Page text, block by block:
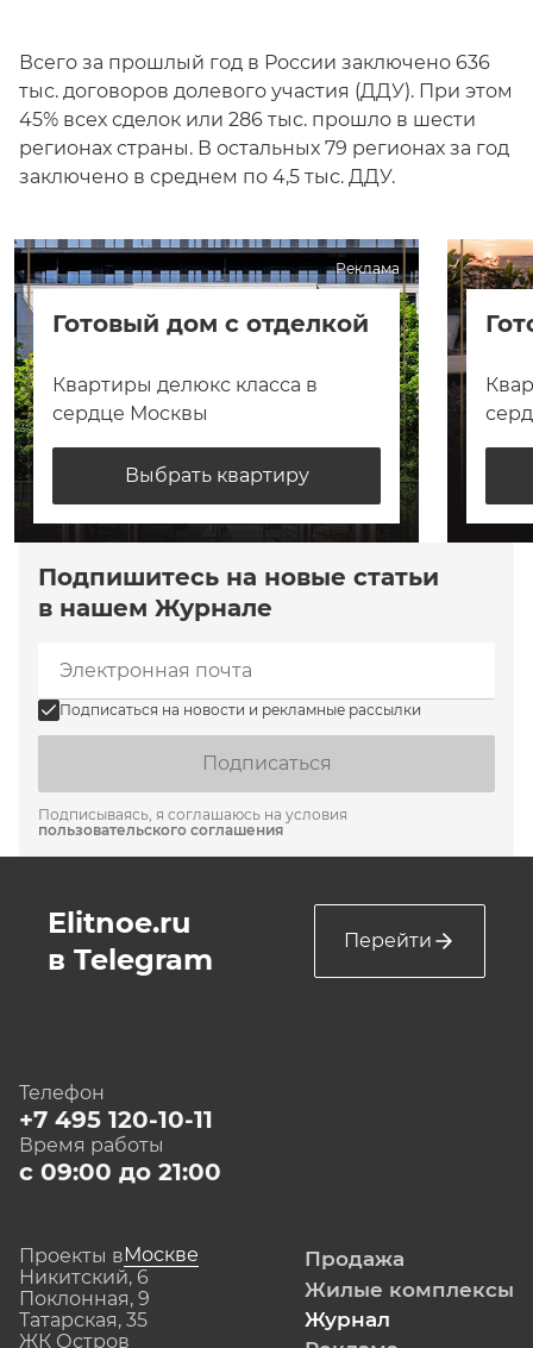
Всего за прошлый год в России заключено 636
тыс. договоров долевого участия (ДДУ). При этом
45% всех сделок или 286 тыс. прошло в шести
регионах страны. В остальных 79 регионах за год
заключено в среднем по 4,5 тыс. ДДУ.
Реклама
Готовый дом с отделкой
Квартиры делюкс класса в
сердце Москвы
Выбрать квартиру
Подпишитесь на новые статьи
в нашем Журнале
Подписаться на новости и рекламные рассылки
Подписаться
Подписываясь, я соглашаюсь на условия
пользовательского соглашения
Elitnoe.ru
в Telegram
Перейти
Телефон
+7 495 120-10-11
Время работы
с 09:00 до 21:00
Проекты вМоскве
Никитский, 6
Поклонная, 9
Татарская, 35
ЖК Остров
Продажа
Жилые комплексы
Журнал